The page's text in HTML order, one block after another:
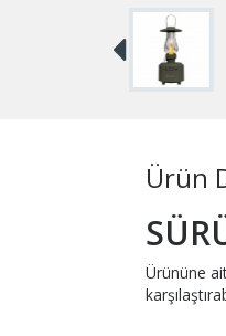
Ürün
Ürününe